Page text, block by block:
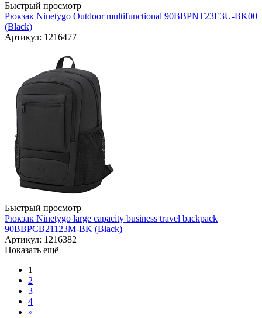
Быстрый просмотр
Рюкзак Ninetygo Outdoor multifunctional 90BBPNT23E3U-BK00
(Black)
Артикул: 1216477
Быстрый просмотр
Рюкзак Ninetygo large capacity business travel backpack
90BBPCB21123M-BK (Black)
Артикул: 1216382
Показать ещё
1
2
3
4
»